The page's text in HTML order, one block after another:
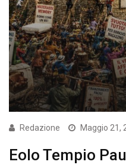
Redazione Maggio 21,
Eolo Tempio